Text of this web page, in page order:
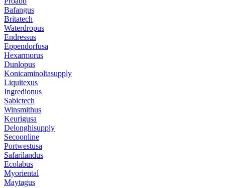
Bafangus
Britatech
Waterdropus
Endressus
Eppendorfusa
Hexarmorus
Dunlopus
Konicaminoltasupply
Liquitexus
Ingredionus
Sabictech
Winsmithus
Keurigusa
Delonghisupply
Secoonline
Portwestusa
Safarilandus
Ecolabus
Myoriental
Maytagus